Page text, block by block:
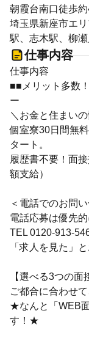
朝霞台南口徒歩
埼玉県新座市エ
駅、志木駅、柳
仕事内容
仕事内容
■■メリット多数
ー
＼お金と住まい
個室寮30日間無
タート。
履歴書不要！面
額支給）
＜電話でのお問
電話応募は優先
TEL 0120-913-
「求人を見た」
【選べる3つの面
ご都合に合わせ
★なんと「WEB
す！★